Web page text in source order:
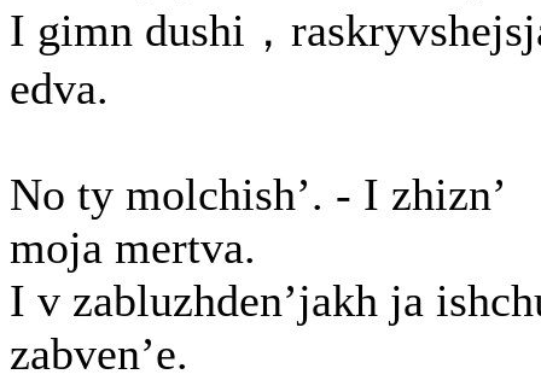
I gimn dushi，
edva.
No ty molchish’. - I zhizn’
moja mertva.
I v zabluzhden’jakh ja
zabven’e.